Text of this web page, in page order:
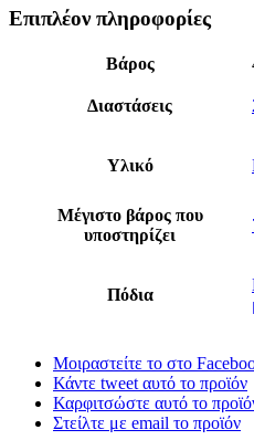
Επιπλέον πληροφορίες
Βάρος
Διαστάσεις
Υλικό
Μέγιστο βάρος που
υποστηρίζει
Πόδια
Μοιραστείτε το στο
Κάντε tweet αυτό το προϊόν
Καρφιτσώστε αυτό το
Στείλτε με email το προϊόν